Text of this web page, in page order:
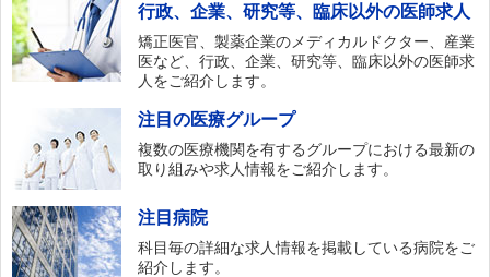
行政、企業、研究等、臨床以外の医師求人
矯正医官、製薬企業のメディカルドクター、産業
医など、行政、企業、研究等、臨床以外の医師求
人をご紹介します。
注目の医療グループ
複数の医療機関を有するグループにおける最新の
取り組みや求人情報をご紹介します。
注目病院
科目毎の詳細な求人情報を掲載している病院をご
紹介します。